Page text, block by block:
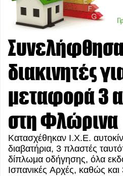
διακινητές
μεταφορά 3
στη Φλώρινα
Κατασχέθηκαν Ι.Χ.Ε.
διαβατήρια, 3 πλαστές
δίπλωμα οδήγησης, όλα
Ισπανικές Αρχές, καθώς